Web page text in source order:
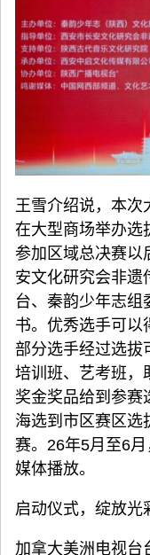
王雪介绍说，本次
在大型商场举办选
参加区域总决赛以
安文化研究会非遗
台、秦韵少年志组
书。优秀选手可以
部分选手经过选拔
培训班、艺考班，
奖金奖品给到参赛
海选到市区赛区选
赛。26年5月至6
媒体播放。
启动仪式，绽放光
加拿大美洲电视台